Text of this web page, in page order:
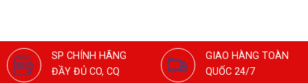
SP CHÍNH HÃNG
ĐẦY ĐỦ CO, CQ
GIAO HÀNG TOÀN
QUỐC 24/7